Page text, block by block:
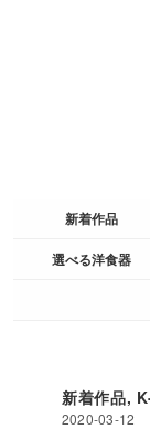
新着作品
選べる洋食器
新着作品,
2020-03-12